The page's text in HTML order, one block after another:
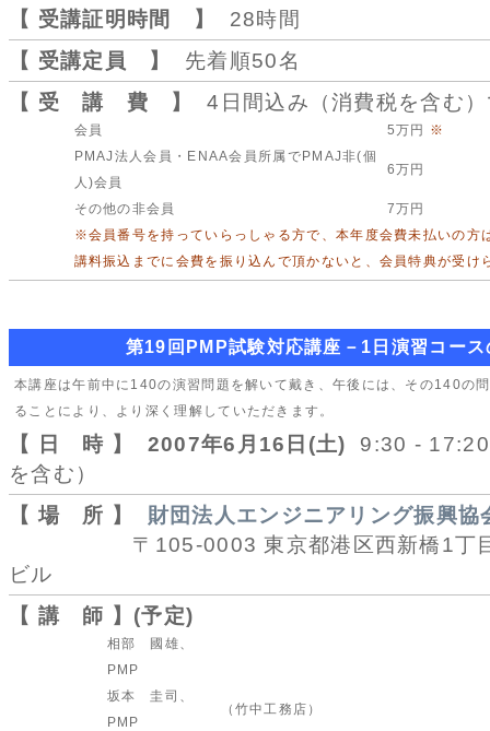
【 受講証明時間 】
28時間
【 受講定員 】
先着順50名
【 受 講 費 】
4日間込み（消費税を含む
会員 5万円 ※
PMAJ法人会員・ENAA会員所属でPMAJ非(個
人)会員
6万円
その他の非会員
7万円
※会員番号を持っていらっしゃる方で、本年度会費未払いの方
講料振込までに会費を振り込んで頂かないと、会員特典が受け
第19回PMP試験対応講座－1日演習コース
本講座は午前中に140の演習問題を解いて戴き、午後には、その140の
ることにより、より深く理解していただきます。
【 日 時 】 2007年6月16日(土) 9:30 - 17:20
を含む）
【 場 所 】
財団法人エンジニアリング振興協
〒105-0003 東京都港区西新橋1丁
ビル
【 講 師 】(予定)
相部 國雄、
PMP
坂本 圭司、
PMP
（竹中工務店）